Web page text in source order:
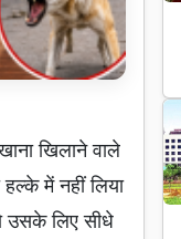
खिलाने वाले
में नहीं लिया
उसके लिए सीधे